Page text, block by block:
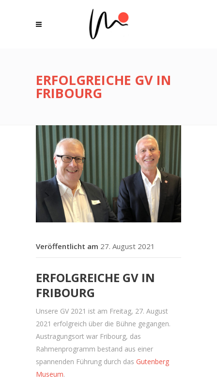
ERFOLGREICHE GV IN
FRIBOURG
27. August 2021
ERFOLGREICHE GV IN
FRIBOURG
Unsere GV 2021 ist am Freitag, 27. August
2021 erfolgreich über die Bühne gegangen.
Austragungsort war Fribourg, das
Rahmenprogramm bestand aus einer
spannenden Führung durch das Gutenberg
Museum.